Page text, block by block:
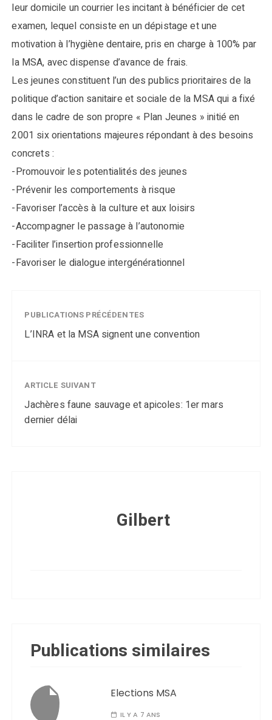
leur domicile un courrier les incitant à bénéficier de cet
examen, lequel consiste en un dépistage et une
motivation à l’hygiène dentaire, pris en charge à 100% par
la MSA, avec dispense d’avance de frais.
Les jeunes constituent l’un des publics prioritaires de la
politique d’action sanitaire et sociale de la MSA qui a fixé
dans le cadre de son propre « Plan Jeunes » initié en
2001 six orientations majeures répondant à des besoins
concrets :
-Promouvoir les potentialités des jeunes
-Prévenir les comportements à risque
-Favoriser l’accès à la culture et aux loisirs
-Accompagner le passage à l’autonomie
-Faciliter l’insertion professionnelle
-Favoriser le dialogue intergénérationnel
PUBLICATIONS PRÉCÉDENTES
L’INRA et la MSA signent une convention
ARTICLE SUIVANT
Jachères faune sauvage et apicoles: 1er mars
dernier délai
Gilbert
Publications similaires
Elections MSA
IL Y A 7 ANS